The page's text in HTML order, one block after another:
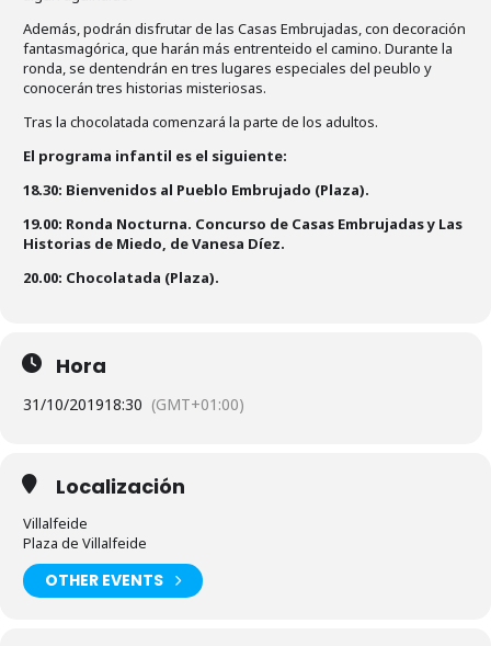
Además, podrán disfrutar de las Casas Embrujadas, con decoración
fantasmagórica, que harán más entrenteido el camino. Durante la
ronda, se dentendrán en tres lugares especiales del peublo y
conocerán tres historias misteriosas.
Tras la chocolatada comenzará la parte de los adultos.
El programa infantil es el siguiente:
18.30: Bienvenidos al Pueblo Embrujado (Plaza).
19.00: Ronda Nocturna. Concurso de Casas Embrujadas y Las
Historias de Miedo, de Vanesa Díez.
20.00: Chocolatada (Plaza).
Hora
31/10/201918:30 (GMT+01:00)
Localización
Villalfeide
Plaza de Villalfeide
OTHER EVENTS